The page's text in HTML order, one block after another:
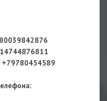
+79780454589